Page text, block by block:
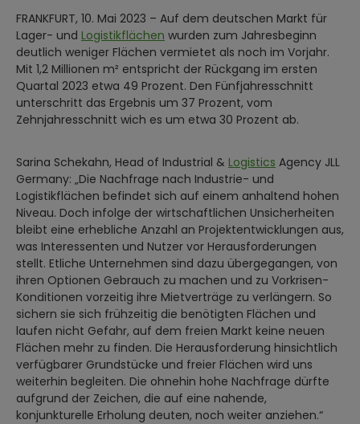
FRANKFURT, 10. Mai 2023 – Auf dem deutschen Markt für
Lager- und Logistikflächen wurden zum Jahresbeginn
deutlich weniger Flächen vermietet als noch im Vorjahr.
Mit 1,2 Millionen m² entspricht der Rückgang im ersten
Quartal 2023 etwa 49 Prozent. Den Fünfjahresschnitt
unterschritt das Ergebnis um 37 Prozent, vom
Zehnjahresschnitt wich es um etwa 30 Prozent ab.
Sarina Schekahn, Head of Industrial & Logistics Agency JLL
Germany: „Die Nachfrage nach Industrie- und
Logistikflächen befindet sich auf einem anhaltend hohen
Niveau. Doch infolge der wirtschaftlichen Unsicherheiten
bleibt eine erhebliche Anzahl an Projektentwicklungen aus,
was Interessenten und Nutzer vor Herausforderungen
stellt. Etliche Unternehmen sind dazu übergegangen, von
ihren Optionen Gebrauch zu machen und zu Vorkrisen-
Konditionen vorzeitig ihre Mietverträge zu verlängern. So
sichern sie sich frühzeitig die benötigten Flächen und
laufen nicht Gefahr, auf dem freien Markt keine neuen
Flächen mehr zu finden. Die Herausforderung hinsichtlich
verfügbarer Grundstücke und freier Flächen wird uns
weiterhin begleiten. Die ohnehin hohe Nachfrage dürfte
aufgrund der Zeichen, die auf eine nahende,
konjunkturelle Erholung deuten, noch weiter anziehen.“